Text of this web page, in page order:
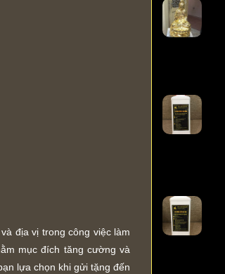
địa vị trong công việc làm
mục đích tăng cường và
lựa chọn khi gửi tặng đến